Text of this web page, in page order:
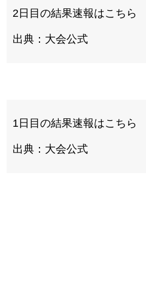
2日目の結果速報はこちら
出典：大会公式
1日目の結果速報はこちら
出典：大会公式